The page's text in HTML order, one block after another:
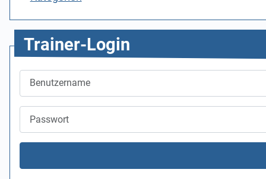
Trainer-Login